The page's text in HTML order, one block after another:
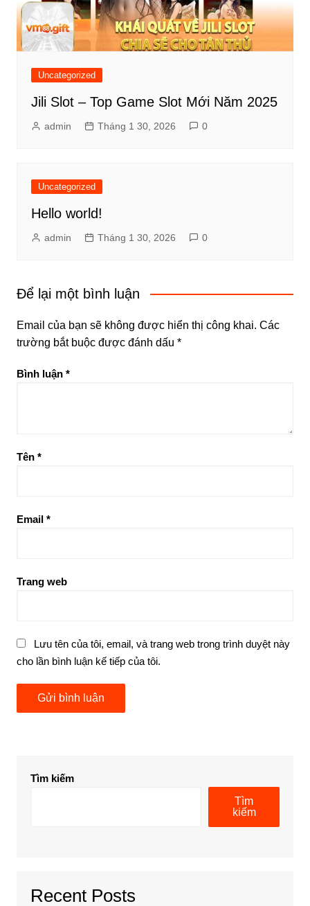
Uncategorized
Jili Slot – Top Game Slot Mới Năm 2025
admin Tháng 1 30, 2026 0
Uncategorized
Hello world!
admin Tháng 1 30, 2026 0
Để lại một bình luận
Email của bạn sẽ không được hiển thị công khai. Các
trường bắt buộc được đánh dấu *
Bình luận *
Tên *
Email *
Trang web
Lưu tên của tôi, email, và trang web trong trình duyệt này
cho lần bình luận kế tiếp của tôi.
Tìm kiếm
Tìm
kiếm
Recent Posts